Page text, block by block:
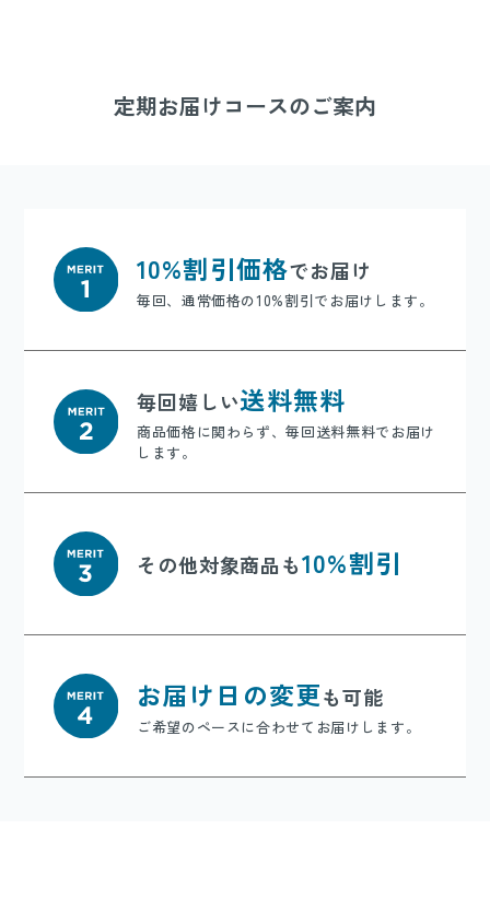
定期お届けコースのご案内
10%割引価格でお届け
毎回、通常価格の10%割引でお届けします。
毎回嬉しい送料無料
商品価格に関わらず、毎回送料無料でお届け
します。
その他対象商品も10%割引
お届け日の変更も可能
ご希望のペースに合わせてお届けします。